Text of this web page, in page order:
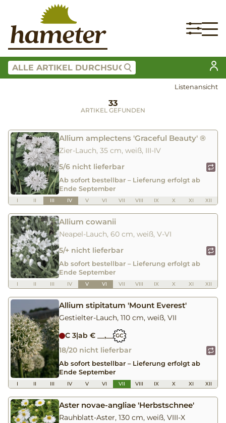
Listenansicht
33
ARTIKEL GEFUNDEN
Allium amplectens 'Graceful Beauty' ®
Zier-Lauch, 35 cm, weiß, III-IV
5/6 nicht lieferbar
Ab sofort bestellbar – Lieferung erfolgt ab
Ende September
I II III IV V VI VII VIII IX X XI XII
Allium cowanii
Neapel-Lauch, 60 cm, weiß, V-VI
5/+ nicht lieferbar
Ab sofort bestellbar – Lieferung erfolgt ab
Ende September
I II III IV V VI VII VIII IX X XI XII
Allium stipitatum 'Mount Everest'
Gestielter-Lauch, 110 cm, weiß, VII
C 3|ab € __,__ GC
18/20 nicht lieferbar
Ab sofort bestellbar – Lieferung erfolgt ab
Ende September
I II III IV V VI VII VIII IX X XI XII
Aster novae-angliae 'Herbstschnee'
Rauhblatt-Aster, 130 cm, weiß, VIII-X